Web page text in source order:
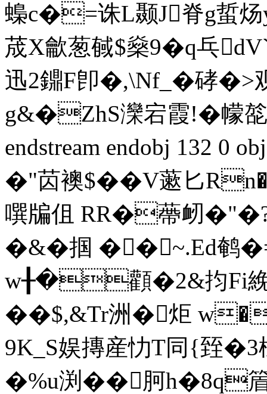
蟂c�=诛L颞J脊g蜇
荿X龡葱戫$燊9�q乓
迅2鐤F卽�,\Nf_�硣
g&�ZhS灤宕霞!�幪旕
endstream endobj 132 0
�"苬襖$��V藗匕
噀牑伹 RR�蔕衂
�&�掴 ��~.Ed鹌
w╂�顴�2&抣Fi絻
��$,&Tr洲�炬
9K_S娱摶産忇T同{臸
�%u渕��胢h�8q篃